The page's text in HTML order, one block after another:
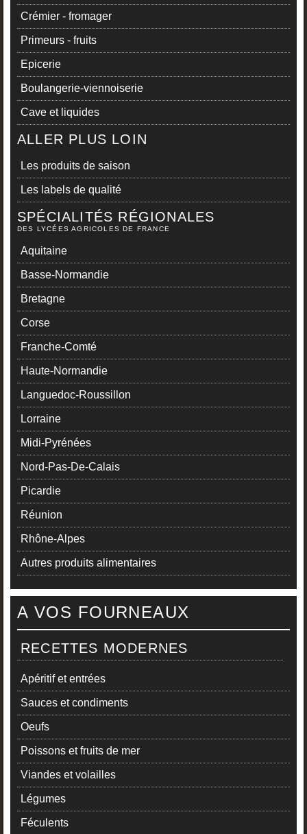
Crémier - fromager
Primeurs - fruits
Epicerie
Boulangerie-viennoiserie
Cave et liquides
ALLER PLUS LOIN
Les produits de saison
Les labels de qualité
SPÉCIALITÉS RÉGIONALES
DES LYCÉES AGRICOLES DE FRANCE
Aquitaine
Basse-Normandie
Bretagne
Corse
Franche-Comté
Haute-Normandie
Languedoc-Roussillon
Lorraine
Midi-Pyrénées
Nord-Pas-De-Calais
Picardie
Réunion
Rhône-Alpes
Autres produits alimentaires
A VOS FOURNEAUX
RECETTES MODERNES
Apéritif et entrées
Sauces et condiments
Oeufs
Poissons et fruits de mer
Viandes et volailles
Légumes
Féculents